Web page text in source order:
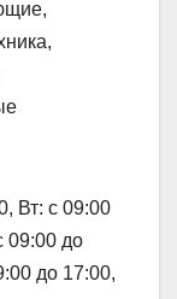
Вт: с 09:00
09:00 до
до 17:00,